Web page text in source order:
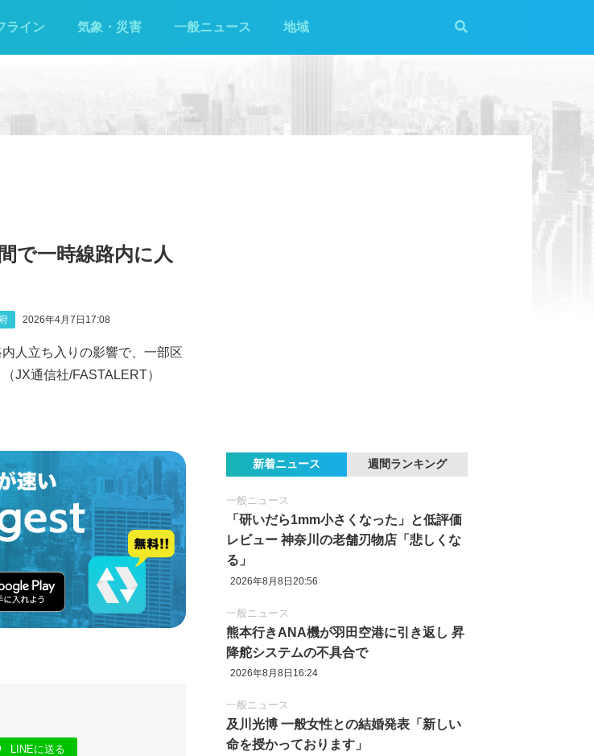
ライン 気象・災害 一般ニュース 地域
で一時線路内に人
2026年4月7日17:08
人立ち入りの影響で、一部区
JX通信社/FASTALERT）
LINEに送る
新着ニュース 週間ランキング
一般ニュース
「研いだら1mm小さくなった」と低評価
レビュー 神奈川の老舗刃物店「悲しくな
る」
2026年8月8日20:56
一般ニュース
熊本行きANA機が羽田空港に引き返し 昇
降舵システムの不具合で
2026年8月8日16:24
一般ニュース
及川光博 一般女性との結婚発表「新しい
命を授かっております」